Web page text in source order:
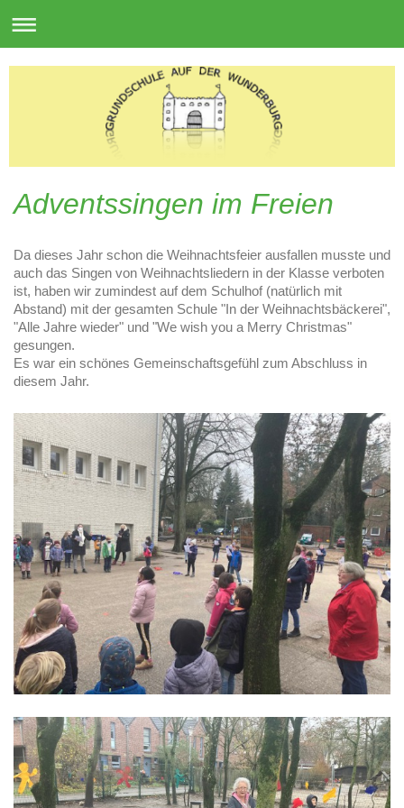
Adventssingen im Freien
Da dieses Jahr schon die Weihnachtsfeier ausfallen musste und
auch das Singen von Weihnachtsliedern in der Klasse verboten
ist, haben wir zumindest auf dem Schulhof (natürlich mit
Abstand) mit der gesamten Schule "In der Weihnachtsbäckerei",
"Alle Jahre wieder" und "We wish you a Merry Christmas"
gesungen.
Es war ein schönes Gemeinschaftsgefühl zum Abschluss in
diesem Jahr.